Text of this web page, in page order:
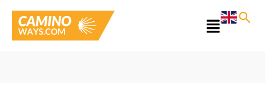
contenido
Main